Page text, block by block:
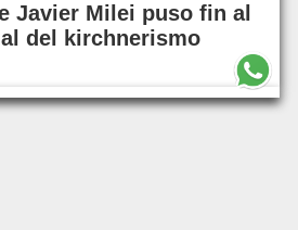
Javier Milei puso fin al
del kirchnerismo